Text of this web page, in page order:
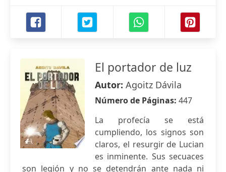
El portador de luz
Autor: Agoitz Dávila
Número de Páginas: 447
La profecía se está
cumpliendo, los signos son
claros, el resurgir de Lucian
es inminente. Sus secuaces
son legión y no se detendrán ante nada ni